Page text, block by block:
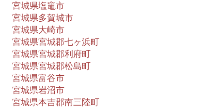
宮城県塩竈市
宮城県多賀城市
宮城県大崎市
宮城県宮城郡七ヶ浜町
宮城県宮城郡利府町
宮城県宮城郡松島町
宮城県富谷市
宮城県岩沼市
宮城県本吉郡南三陸町